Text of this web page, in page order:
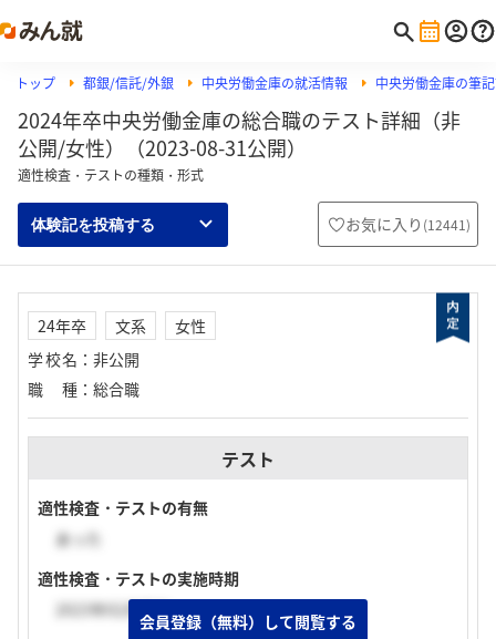
トップ 都銀/信託/外銀 中央労働金庫の就活情報 中央労働金庫の筆
2024年卒中央労働金庫の総合職のテスト詳細（非
公開/女性）（2023-08-31公開）
適性検査・テストの種類・形式
体験記を投稿する お気に入り (12441)
24年卒 文系
女性
学校名 ： 非公開
職種 ： 総合職
テスト
適性検査・テストの有無
あった
適性検査・テストの実施時期
2023年02月下旬
会員登録（無料）して閲覧する